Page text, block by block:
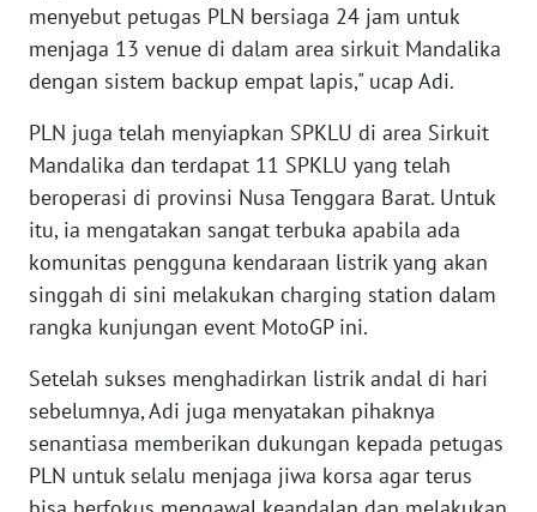
menyebut petugas PLN bersiaga 24 jam untuk
menjaga 13 venue di dalam area sirkuit Mandalika
dengan sistem backup empat lapis," ucap Adi.
PLN juga telah menyiapkan SPKLU di area Sirkuit
Mandalika dan terdapat 11 SPKLU yang telah
beroperasi di provinsi Nusa Tenggara Barat. Untuk
itu, ia mengatakan sangat terbuka apabila ada
komunitas pengguna kendaraan listrik yang akan
singgah di sini melakukan charging station dalam
rangka kunjungan event MotoGP ini.
Setelah sukses menghadirkan listrik andal di hari
sebelumnya, Adi juga menyatakan pihaknya
senantiasa memberikan dukungan kepada petugas
PLN untuk selalu menjaga jiwa korsa agar terus
WN
SULBAR
BABEL
WN
SUMBAR
SUMSEL
WN
BENGKULU
WN
LAMPUNG